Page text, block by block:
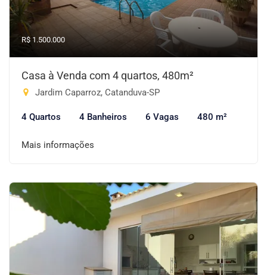
R$ 1.500.000
Casa à Venda com 4 quartos, 480m²
Jardim Caparroz, Catanduva-SP
4 Quartos 4 Banheiros 6 Vagas 480 m²
Mais informações